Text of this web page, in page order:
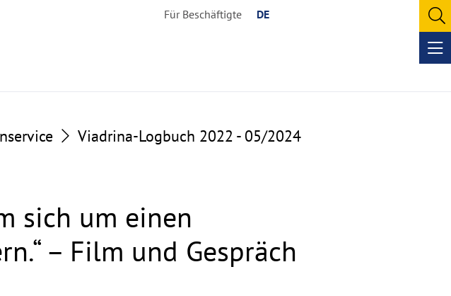
Für Beschäftigte DE
Viadrina-Logbuch 2022 - 05/2024
sich um einen
– Film und Gespräch